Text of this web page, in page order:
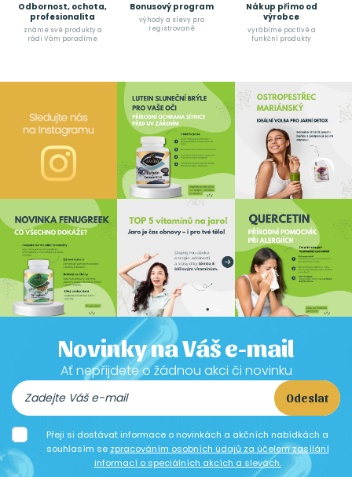
Odbornost, ochota,
profesionalita
známe své produkty a
rádi Vám poradíme
Bonusový program
výhody a slevy pro
registrované
Nákup přímo od
výrobce
vyrábíme poctívé a
funkční produkty
Novinky na Váš e-mail
Ať nepřijdete o žádnou akci či novinku
Odeslat
Přeji si dostávat informace o novinkách a akčních nabídkách a
souhlasím se zpracováním osobních údajů za účelem zasílání
informací o speciálních akcích a slevách.